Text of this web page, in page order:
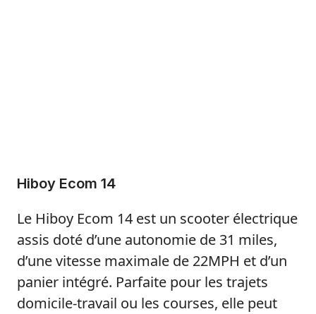
Hiboy Ecom 14
Le Hiboy Ecom 14 est un scooter électrique
assis doté d’une autonomie de 31 miles,
d’une vitesse maximale de 22MPH et d’un
panier intégré. Parfaite pour les trajets
domicile-travail ou les courses, elle peut